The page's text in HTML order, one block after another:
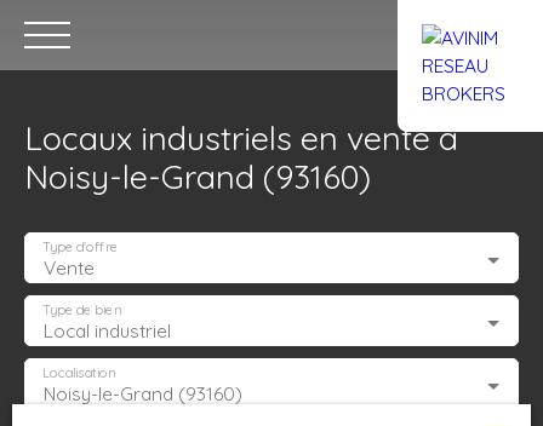
Accueil Acheter Trouver un
Estimation
Locaux industriels en vente à
Noisy-le-Grand (93160)
Vente
Type d'offre
Local industriel
Type de bien
Noisy-le-Grand (93160)
Localisation